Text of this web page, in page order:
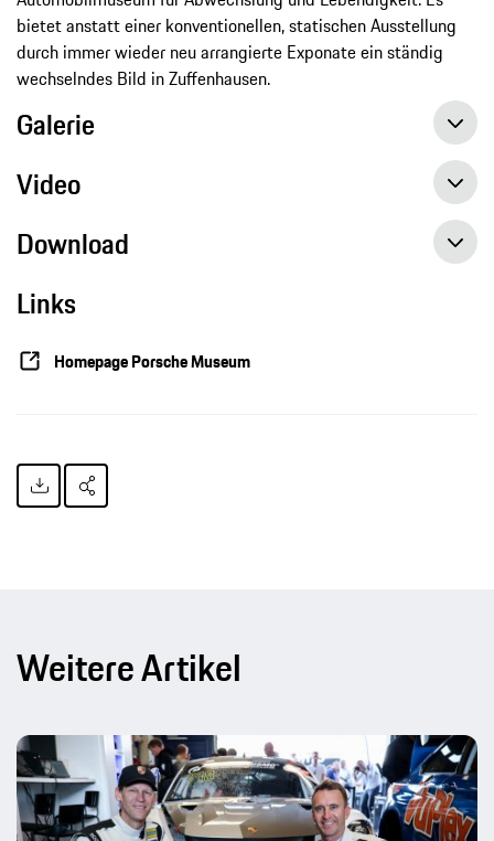
bietet anstatt einer konventionellen, statischen Ausstellung
durch immer wieder neu arrangierte Exponate ein ständig
wechselndes Bild in Zuffenhausen.
Galerie
Video
Download
Links
Homepage Porsche Museum
Weitere Artikel